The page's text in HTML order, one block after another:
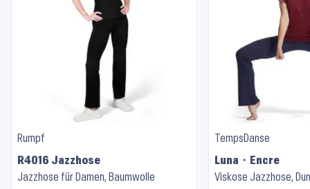
Rumpf
R4016 Jazzhose
Jazzhose für Damen, Baumwolle
TempsDanse
Luna ⬝ Encre
Viskose Jazzhose,